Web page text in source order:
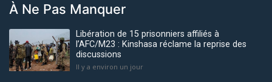
À Ne Pas Manquer
Libération de 15 prisonniers affiliés à
l’AFC/M23 : Kinshasa réclame la reprise des
discussions
Il y a environ un jour